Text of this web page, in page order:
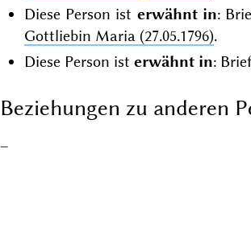
Diese Person ist erwähnt in:
Gottliebin Maria (27.05.1796).
Diese Person ist erwähnt in:
Beziehungen zu anderen
–